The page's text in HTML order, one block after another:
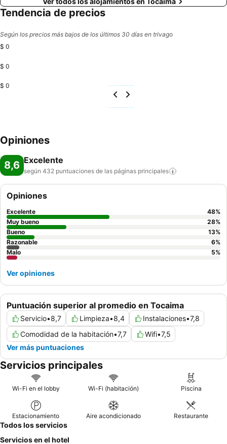
Tendencia de precios
Según los precios más bajos de los últimos 30 días en trivago
$ 0
$ 0
$ 0
Opiniones
8,6 Excelente
según 432 puntuaciones de las páginas principales
Puntuación superior al promedio en Tocaima
Servicio•8,7 Limpieza•8,4 Instalaciones•7,8
Comodidad de la habitación•7,7 Wifi•7,5
Ver más puntuaciones
Opiniones
Excelente 48%
Muy bueno
28%
Bueno
13%
Razonable
6%
Malo
5%
Ver opiniones
Servicios principales
Wi-Fi en el lobby Wi-Fi (habitación) Piscina
Estacionamiento Aire acondicionado Restaurante
Todos los servicios
Servicios en el hotel